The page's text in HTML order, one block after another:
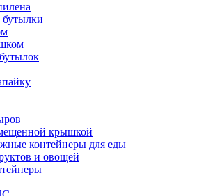
крышкой
контейнеры для еды
и овощей